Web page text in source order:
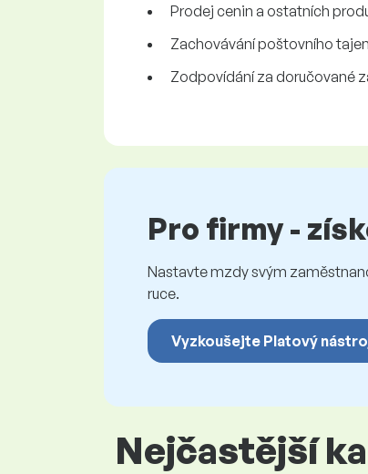
Prodej cenin a ostatních
Zachovávání poštovního
Zodpovídání za doručované
Pro firmy -
Nastavte mzdy svým
ruce.
Vyzkoušejte Platový
Nejčastější